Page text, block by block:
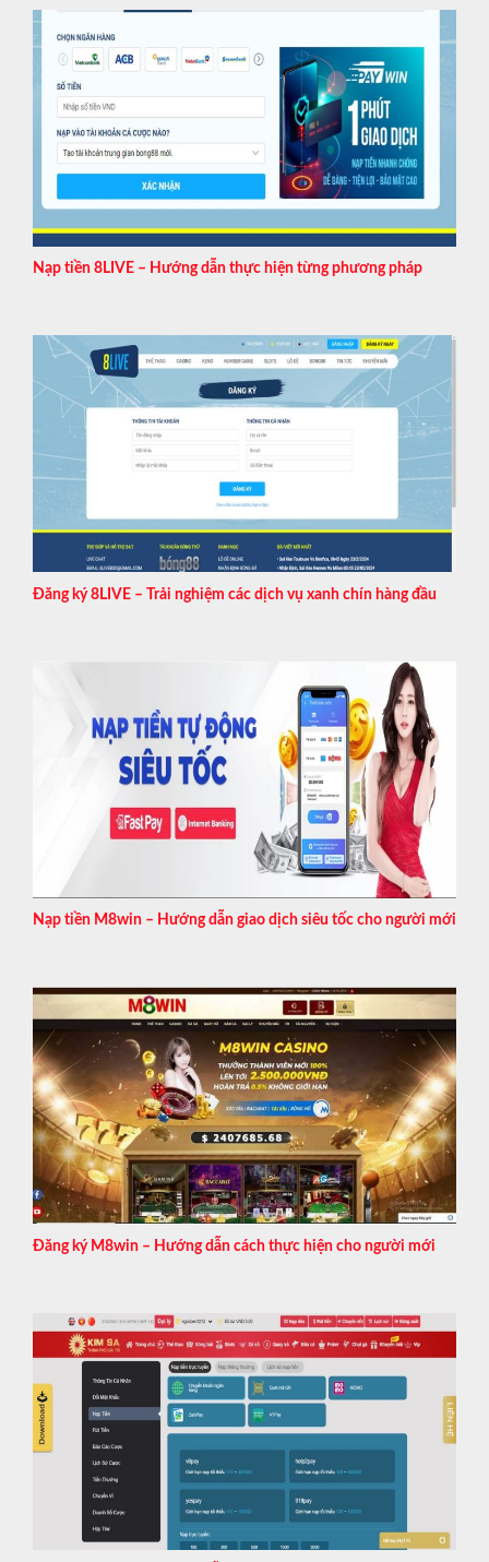
Nạp tiền 8LIVE – Hướng dẫn thực hiện từng phương pháp
Đăng ký 8LIVE – Trải nghiệm các dịch vụ xanh chín hàng đầu
Nạp tiền M8win – Hướng dẫn giao dịch siêu tốc cho người mới
Đăng ký M8win – Hướng dẫn cách thực hiện cho người mới